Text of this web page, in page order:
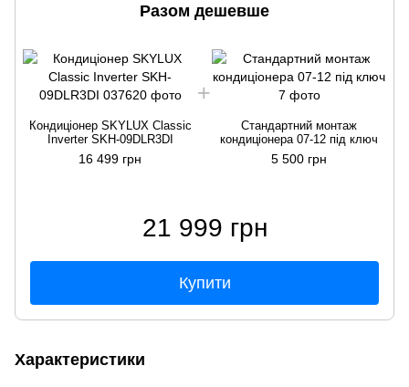
Разом дешевше
Кондиціонер SKYLUX Classic
Inverter SKH-09DLR3DI
16 499 грн
Стандартний монтаж
кондиціонера 07-12 під ключ
5 500 грн
21 999 грн
Купити
Характеристики